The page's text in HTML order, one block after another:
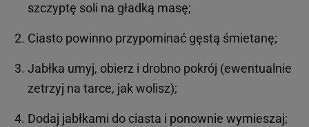
szczyptę soli na gładką masę;
Ciasto powinno przypominać gęstą śmietanę;
Jabłka umyj, obierz i drobno pokrój (ewentualnie
zetrzyj na tarce, jak wolisz);
Dodaj jabłkami do ciasta i ponownie wymieszaj;